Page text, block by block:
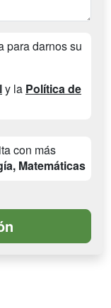
para darnos su
y la Política de
con más
Matemáticas